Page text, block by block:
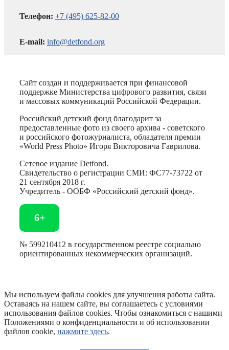
Телефон: +7 (495) 625-82-00
E-mail: info@detfond.org
Сайт создан и поддерживается при финансовой
поддержке Министерства цифрового развития, связи
и массовых коммуникаций Российской Федерации.
Российский детский фонд благодарит за
предоставленные фото из своего архива - советского
и российского фотожурналиста, обладателя премии
«World Press Photo» Игоря Викторовича Гаврилова.
Сетевое издание Detfond.
Свидетельство о регистрации СМИ: ФС77-73722 от
21 сентября 2018 г.
Учредитель - ООБФ «Российский детский фонд».
6+
№ 599210412 в государственном реестре социально
ориентированных некоммерческих организаций.
Мы используем файлы cookies для улучшения работы сайта.
Оставаясь на нашем сайте, вы соглашаетесь с условиями
использования файлов cookies. Чтобы ознакомиться с нашими
Положениями о конфиденциальности и об использовании
файлов cookie, нажмите здесь.